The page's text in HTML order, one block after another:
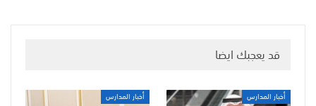
قد يعجبك ايضا
أخبار المدارس أخبار المدارس